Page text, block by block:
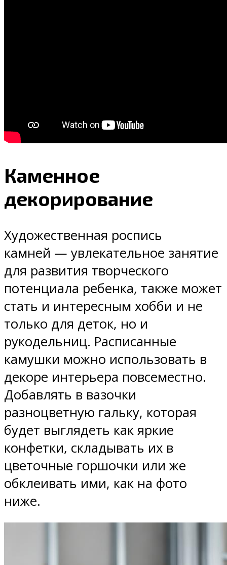
Каменное
декорирование
Художественная роспись
камней — увлекательное занятие
для развития творческого
потенциала ребенка, также может
стать и интересным хобби и не
только для деток, но и
рукодельниц. Расписанные
камушки можно использовать в
декоре интерьера повсеместно.
Добавлять в вазочки
разноцветную гальку, которая
будет выглядеть как яркие
конфетки, складывать их в
цветочные горшочки или же
обклеивать ими, как на фото
ниже.